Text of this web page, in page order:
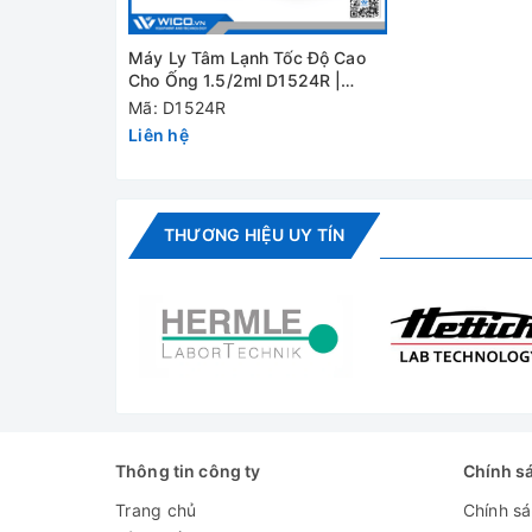
Tăng tốc/ giảm
tốc
25s↑25s↓
Độ ồn
Đánh giá
Máy Ly Tâm Lạnh Tốc Độ Cao
Cho Ống 1.5/2ml D1524R |
15000 Vòng/ Phút
Mã: D1524R
Liên hệ
THƯƠNG HIỆU UY TÍN
Thông tin công ty
Trang chủ
Chính
Chính